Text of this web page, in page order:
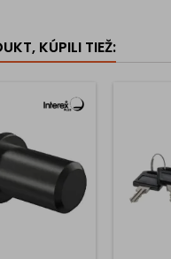
KÚPILI TIEŽ: